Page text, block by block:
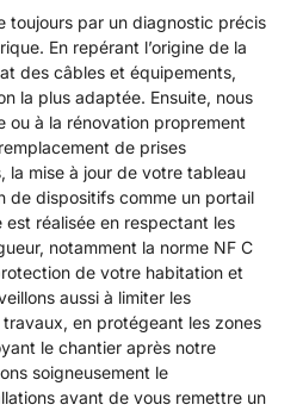
toujours par un diagnostic précis
En repérant l’origine de la
des câbles et équipements,
la plus adaptée. Ensuite, nous
ou à la rénovation proprement
de prises
la mise à jour de votre tableau
de dispositifs comme un portail
réalisée en respectant les
notamment la norme NF C
de votre habitation et
aussi à limiter les
en protégeant les zones
le chantier après notre
soigneusement le
avant de vous remettre un